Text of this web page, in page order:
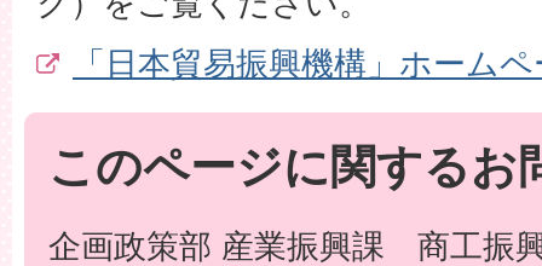
「日本貿易振興機構」ホーム
このページに関するお
企画政策部 産業振興課 商工振